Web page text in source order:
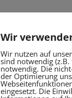
Wir
Wir nutzen auf
sind notwendig
notwendig. Die
der Optimierung
eingesetzt. Die